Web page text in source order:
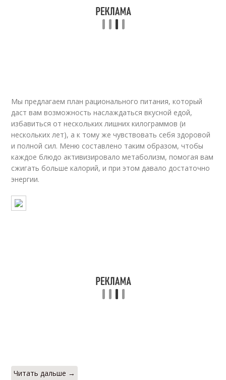
Мы предлагаем план рационального питания, который
даст вам возможность наслаждаться вкусной едой,
избавиться от нескольких лишних килограммов (и
нескольких лет), а к тому же чувствовать себя здоровой
и полной сил. Меню составлено таким образом, чтобы
каждое блюдо активизировало метаболизм, помогая вам
сжигать больше калорий, и при этом давало достаточно
энергии.
Читать дальше →